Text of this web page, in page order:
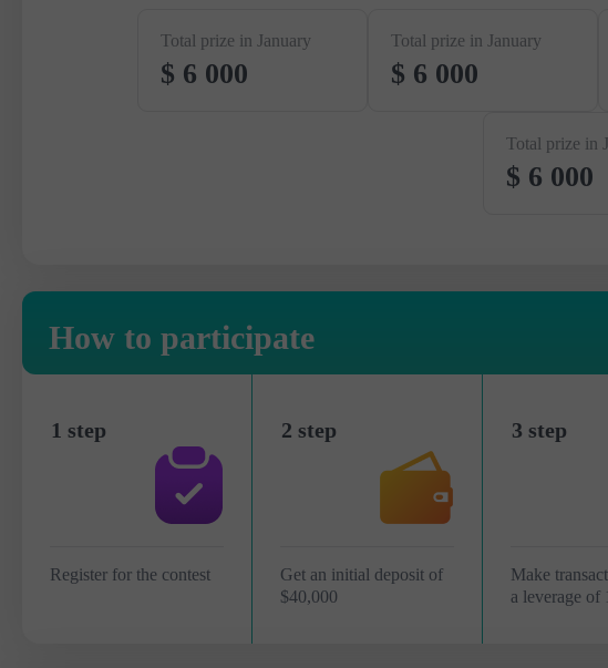
Total prize in January
$ 6 000
Total prize in January
$ 6 000
Total prize in
$ 6 000
How to participate
1 step
Register for the contest
2 step
Get an initial deposit of
$40,000
3 step
Make
a leverage of